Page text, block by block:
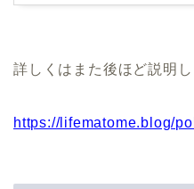
詳しくはまた後ほど説明
https://lifematome.blog/